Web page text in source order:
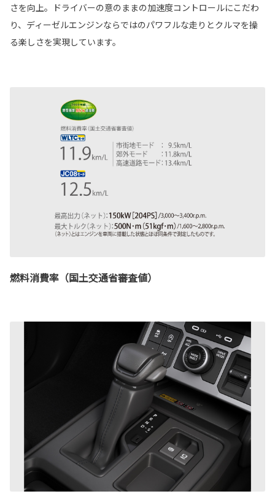
さを向上。ドライバーの意のままの加速度コントロールにこだわ
り、ディーゼルエンジンならではのパワフルな走りとクルマを操
る楽しさを実現しています。
燃料消費率（国土交通省審査値）